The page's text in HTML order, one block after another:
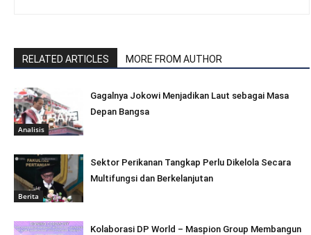
RELATED ARTICLES MORE FROM AUTHOR
Analisis
Gagalnya Jokowi Menjadikan Laut sebagai Masa
Depan Bangsa
Berita
Sektor Perikanan Tangkap Perlu Dikelola Secara
Multifungsi dan Berkelanjutan
Kolaborasi DP World – Maspion Group Membangun